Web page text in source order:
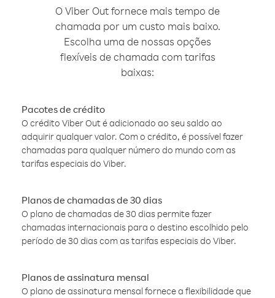
O Viber Out fornece mais tempo de
chamada por um custo mais baixo.
Escolha uma de nossas opções
flexíveis de chamada com tarifas
baixas:
Pacotes de crédito
O crédito Viber Out é adicionado ao seu saldo ao
adquirir qualquer valor. Com o crédito, é possível fazer
chamadas para qualquer número do mundo com as
tarifas especiais do Viber.
Planos de chamadas de 30 dias
O plano de chamadas de 30 dias permite fazer
chamadas internacionais para o destino escolhido pelo
período de 30 dias com as tarifas especiais do Viber.
Planos de assinatura mensal
O plano de assinatura mensal fornece a flexibilidade que